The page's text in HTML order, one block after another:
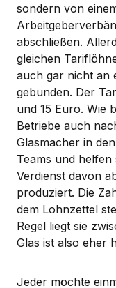
sondern von
abschließen.
gleichen
auch gar nicht an
gebunden. Der
und 15 Euro. Wie
Betriebe auch
Glasmacher in
Teams und helfen
Verdienst davon
produziert. Die
dem Lohnzettel
Regel liegt sie
Glas ist also eher
Jeder möchte